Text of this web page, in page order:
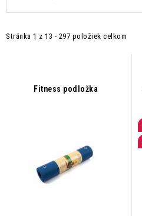
iStránka 1 z 13 - 297 položiek celkom
e
Fitness podložka